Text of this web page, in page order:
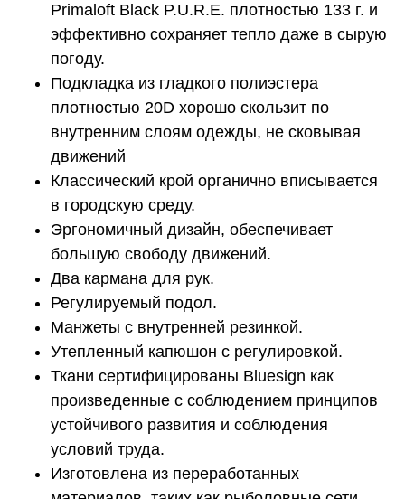
Primaloft Black P.U.R.E. плотностью 133 г. и
эффективно сохраняет тепло даже в сырую
погоду.
Подкладка из гладкого полиэстера
плотностью 20D хорошо скользит по
внутренним слоям одежды, не сковывая
движений
Классический крой органично вписывается
в городскую среду.
Эргономичный дизайн, обеспечивает
большую свободу движений.
Два кармана для рук.
Регулируемый подол.
Манжеты с внутренней резинкой.
Утепленный капюшон с регулировкой.
Ткани сертифицированы Bluesign как
произведенные с соблюдением принципов
устойчивого развития и соблюдения
условий труда.
Изготовлена из переработанных